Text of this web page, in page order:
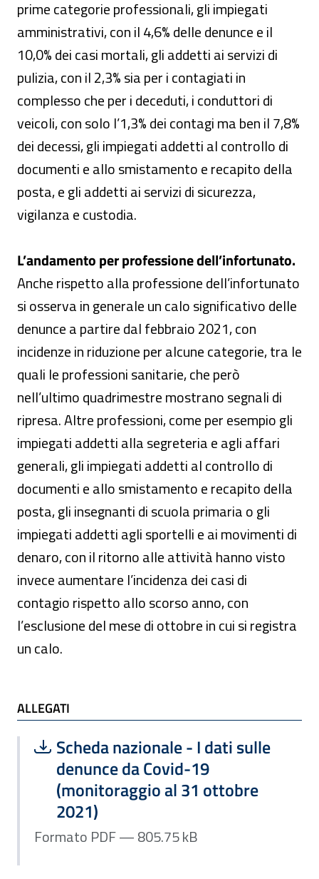
prime categorie professionali, gli impiegati
amministrativi, con il 4,6% delle denunce e il
10,0% dei casi mortali, gli addetti ai servizi di
pulizia, con il 2,3% sia per i contagiati in
complesso che per i deceduti, i conduttori di
veicoli, con solo l’1,3% dei contagi ma ben il 7,8%
dei decessi, gli impiegati addetti al controllo di
documenti e allo smistamento e recapito della
posta, e gli addetti ai servizi di sicurezza,
vigilanza e custodia.
L’andamento per professione dell’infortunato.
Anche rispetto alla professione dell’infortunato
si osserva in generale un calo significativo delle
denunce a partire dal febbraio 2021, con
incidenze in riduzione per alcune categorie, tra le
quali le professioni sanitarie, che però
nell’ultimo quadrimestre mostrano segnali di
ripresa. Altre professioni, come per esempio gli
impiegati addetti alla segreteria e agli affari
generali, gli impiegati addetti al controllo di
documenti e allo smistamento e recapito della
posta, gli insegnanti di scuola primaria o gli
impiegati addetti agli sportelli e ai movimenti di
denaro, con il ritorno alle attività hanno visto
invece aumentare l’incidenza dei casi di
contagio rispetto allo scorso anno, con
l’esclusione del mese di ottobre in cui si registra
un calo.
ALLEGATI
ALLEGATI
Scarica file:
Scheda nazionale - I dati sulle
denunce da Covid-19
(monitoraggio al 31 ottobre
2021)
Formato PDF — Dimensione 805.75 kB
Formato PDF — 805.75 kB